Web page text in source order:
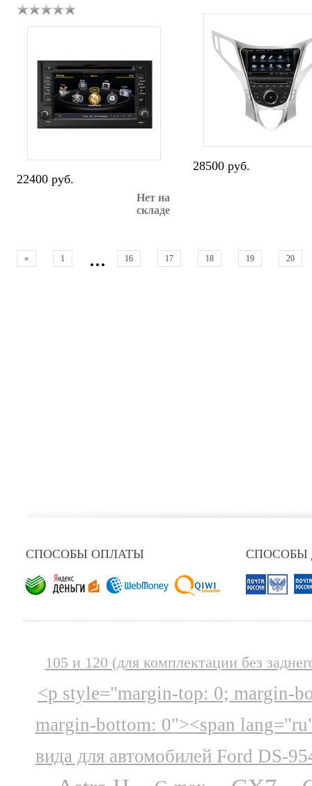
22400 руб.
Нет на
складе
28500 руб.
« 1 ... 16 17 18 19 20
СПОСОБЫ ОПЛАТЫ СПОСОБЫ
105 и 120 (для комплектации без
<p style="margin-top: 0; margin-
margin-bottom: 0"><span
вида для автомобилей Ford DS-